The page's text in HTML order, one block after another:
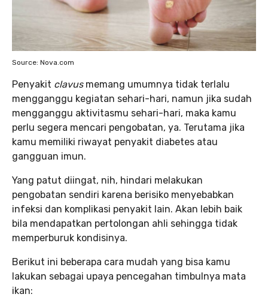
Source: Nova.com
Penyakit clavusmemang umumnya tidak terlalu
mengganggu kegiatan sehari-hari, namun jika sudah
mengganggu aktivitasmu sehari-hari, maka kamu
perlu segera mencari pengobatan, ya. Terutama jika
kamu memiliki riwayat penyakit diabetes atau
gangguan imun.
Yang patut diingat, nih, hindari melakukan
pengobatan sendiri karena berisiko menyebabkan
infeksi dan komplikasi penyakit lain. Akan lebih baik
bila mendapatkan pertolongan ahli sehingga tidak
memperburuk kondisinya.
Berikut ini beberapa cara mudah yang bisa kamu
lakukan sebagai upaya pencegahan timbulnya mata
ikan: